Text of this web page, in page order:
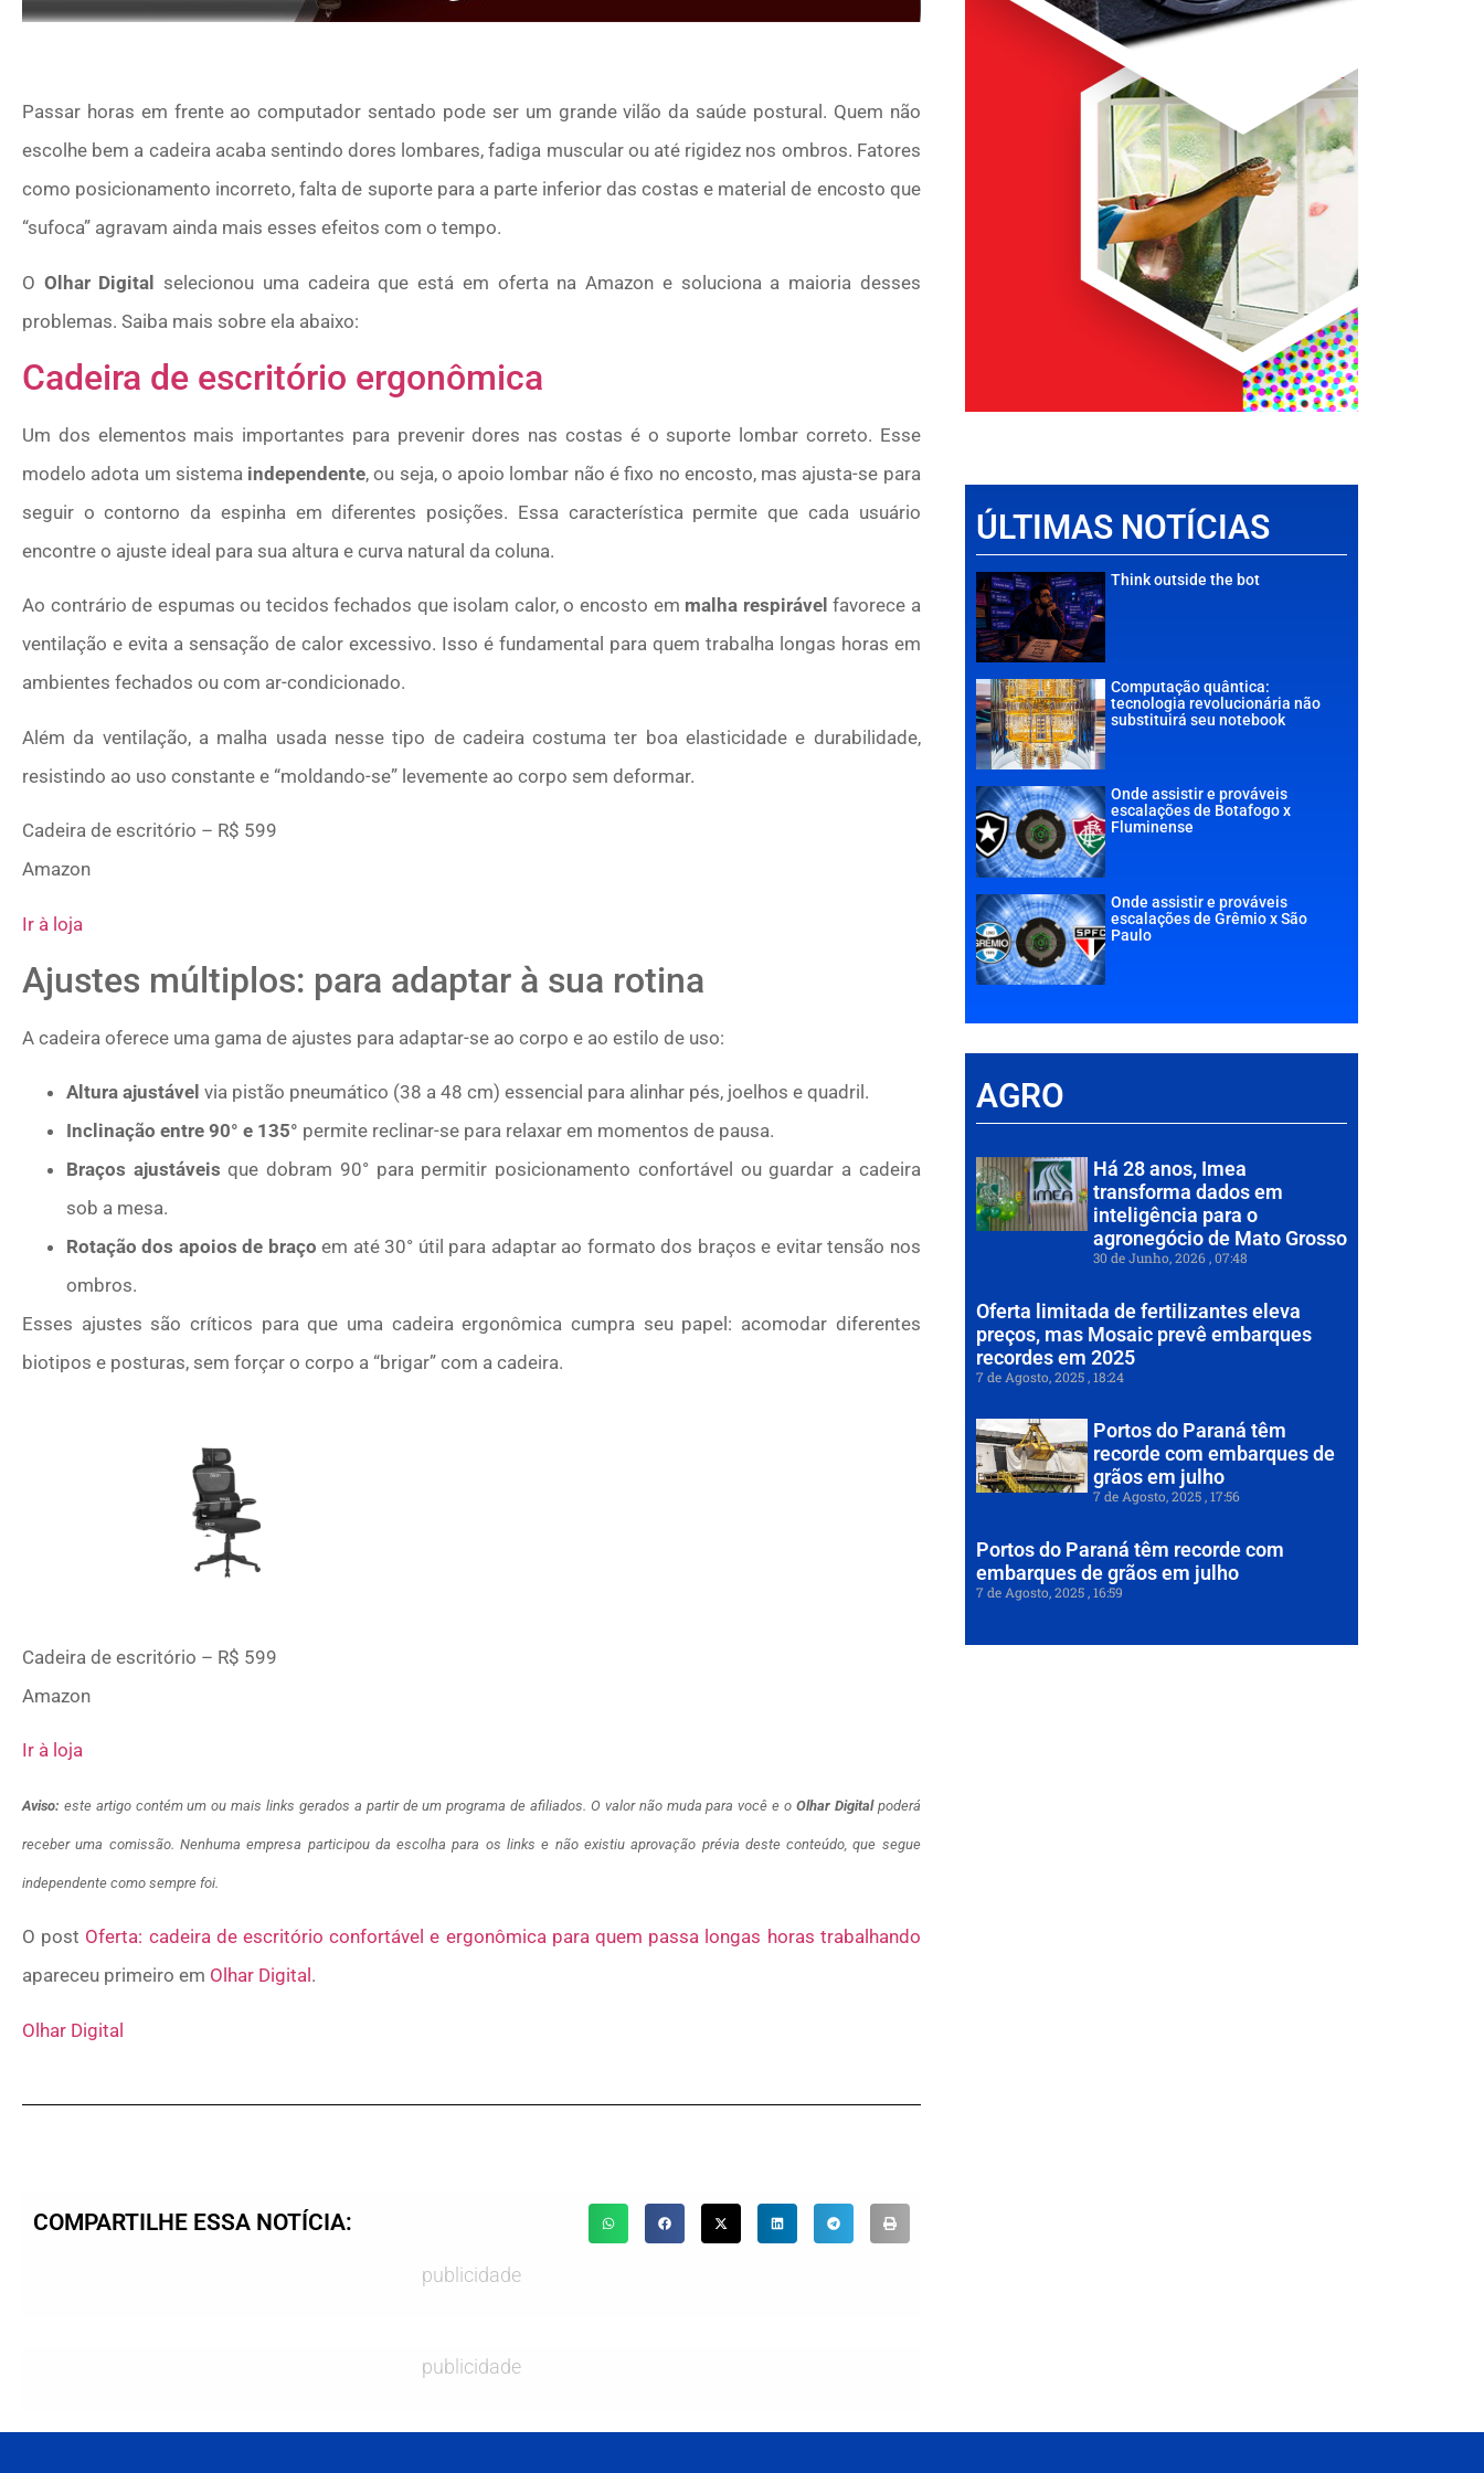
Passar horas em frente ao computador sentado pode ser um grande vilão da saúde postural. Quem não
escolhe bem a cadeira acaba sentindo dores lombares, fadiga muscular ou até rigidez nos ombros. Fatores
como posicionamento incorreto, falta de suporte para a parte inferior das costas e material de encosto que
“sufoca” agravam ainda mais esses efeitos com o tempo.
O Olhar Digital selecionou uma cadeira que está em oferta na Amazon e soluciona a maioria desses
problemas. Saiba mais sobre ela abaixo:
Cadeira de escritório ergonômica
Um dos elementos mais importantes para prevenir dores nas costas é o suporte lombar correto. Esse
modelo adota um sistema independente, ou seja, o apoio lombar não é fixo no encosto, mas ajusta-se para
seguir o contorno da espinha em diferentes posições. Essa característica permite que cada usuário
encontre o ajuste ideal para sua altura e curva natural da coluna.
Ao contrário de espumas ou tecidos fechados que isolam calor, o encosto em malha respirável favorece a
ventilação e evita a sensação de calor excessivo. Isso é fundamental para quem trabalha longas horas em
ambientes fechados ou com ar-condicionado.
Além da ventilação, a malha usada nesse tipo de cadeira costuma ter boa elasticidade e durabilidade,
resistindo ao uso constante e “moldando-se” levemente ao corpo sem deformar.
Cadeira de escritório – R$ 599
Amazon
Ir à loja
Ajustes múltiplos: para adaptar à sua rotina
A cadeira oferece uma gama de ajustes para adaptar-se ao corpo e ao estilo de uso:
Altura ajustável via pistão pneumático (38 a 48 cm) essencial para alinhar pés, joelhos e quadril.
Inclinação entre 90° e 135° permite reclinar-se para relaxar em momentos de pausa.
Braços ajustáveis que dobram 90° para permitir posicionamento confortável ou guardar a cadeira
sob a mesa.
Rotação dos apoios de braço em até 30° útil para adaptar ao formato dos braços e evitar tensão nos
ombros.
Esses ajustes são críticos para que uma cadeira ergonômica cumpra seu papel: acomodar diferentes
biotipos e posturas, sem forçar o corpo a “brigar” com a cadeira.
Cadeira de escritório – R$ 599
Amazon
Ir à loja
Aviso: este artigo contém um ou mais links gerados a partir de um programa de afiliados. O valor não muda para você e o Olhar Digitalpoderá
receber uma comissão. Nenhuma empresa participou da escolha para os links e não existiu aprovação prévia deste conteúdo, que segue
independente como sempre foi.
O post Oferta: cadeira de escritório confortável e ergonômica para quem passa longas horas trabalhando
apareceu primeiro em Olhar Digital .
Olhar Digital
COMPARTILHE ESSA NOTÍCIA:
publicidade
publicidade
ÚLTIMAS NOTÍCIAS
Think outside the bot
Computação quântica:
tecnologia revolucionária não
substituirá seu notebook
Onde assistir e prováveis
escalações de Botafogo x
Fluminense
Onde assistir e prováveis
escalações de Grêmio x São
Paulo
AGRO
Há 28 anos, Imea
transforma dados em
inteligência para o
agronegócio de Mato Grosso
30 de Junho, 2026 07:48
Oferta limitada de fertilizantes eleva
preços, mas Mosaic prevê embarques
recordes em 2025
7 de Agosto, 2025 18:24
Portos do Paraná têm
recorde com embarques de
grãos em julho
7 de Agosto, 2025 17:56
Portos do Paraná têm recorde com
embarques de grãos em julho
7 de Agosto, 2025 16:59